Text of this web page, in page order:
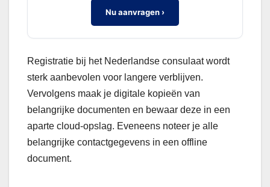
Nu aanvragen ›
Registratie bij het Nederlandse consulaat wordt
sterk aanbevolen voor langere verblijven.
Vervolgens maak je digitale kopieën van
belangrijke documenten en bewaar deze in een
aparte cloud-opslag. Eveneens noteer je alle
belangrijke contactgegevens in een offline
document.